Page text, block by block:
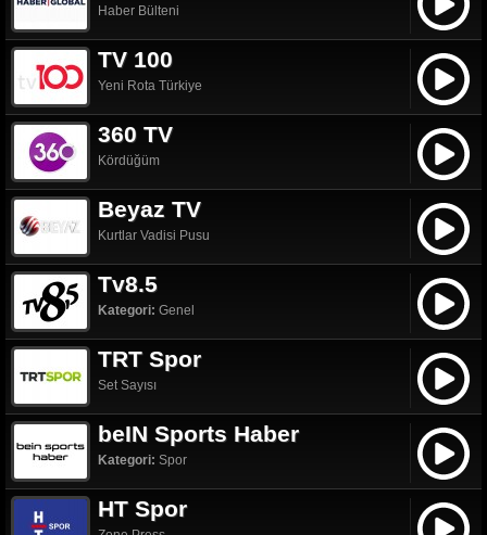
Haber Bülteni
TV 100
Yeni Rota Türkiye
360 TV
Kördüğüm
Beyaz TV
Kurtlar Vadisi Pusu
Tv8.5
Kategori: Genel
TRT Spor
Set Sayısı
beIN Sports Haber
Kategori: Spor
HT Spor